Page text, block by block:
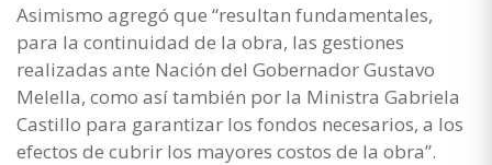
Asimismo agregó que “resultan fundamentales,
para la continuidad de la obra, las gestiones
realizadas ante Nación del Gobernador Gustavo
Melella, como así también por la Ministra Gabriela
Castillo para garantizar los fondos necesarios, a los
efectos de cubrir los mayores costos de la obra”.